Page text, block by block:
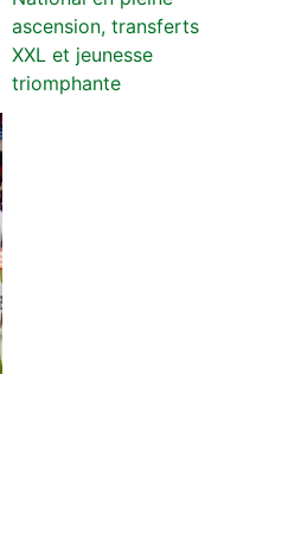
ascension, transferts
XXL et jeunesse
triomphante